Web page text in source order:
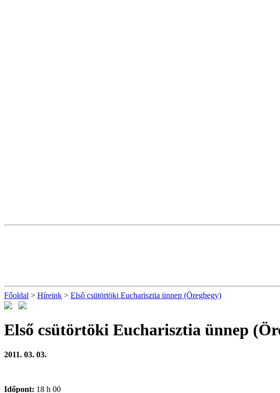
Főoldal > Híreink > Első csütörtöki Eucharisztia ünnep (Öreghegy)
Első csütörtöki Eucharisztia ünnep
2011. 03. 03.
Időpont: 18 h 00